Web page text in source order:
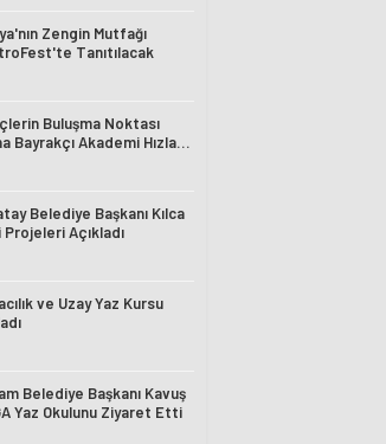
Zengin Mutfağı
Tanıtılacak
Buluşma Noktası
Bayrakçı Akademi Hızla
Belediye Başkanı Kılca
Projeleri Açıkladı
ve Uzay Yaz Kursu
Belediye Başkanı Kavuş
Yaz Okulunu Ziyaret Etti